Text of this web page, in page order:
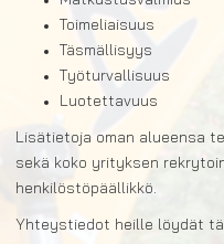
Toimeliaisuus
Täsmällisyys
Työturvallisuus
Luotettavuus
Lisätietoja oman alueensa
sekä koko yrityksen
henkilöstöpäällikkö.
Yhteystiedot heille löydät